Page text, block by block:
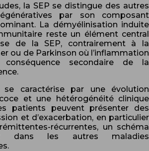
la SEP se distingue des autres
par son composant
La démyélinisation induite
reste un élément central
de la SEP, contrairement à la
ou de Parkinson où l’inflammation
secondaire de la
caractérise par une évolution
et une hétérogénéité clinique
patients peuvent présenter des
et d’exacerbation, en particulier
récurrentes, un schéma
dans les autres maladies